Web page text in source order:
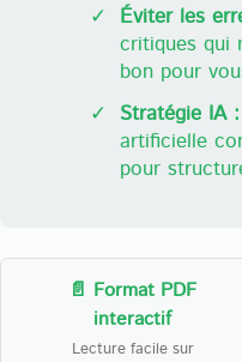
✓ Éviter les
critiques qui
bon pour
✓ Stratégie IA :
artificielle
pour
📄 Format PDF
interactif
Lecture facile sur